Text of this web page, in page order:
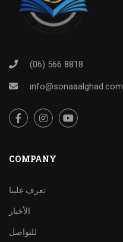
(06) 566 8818
info@sonaaalghad.com
COMPANY
تعرف علينا
الأخبار
للتواصل